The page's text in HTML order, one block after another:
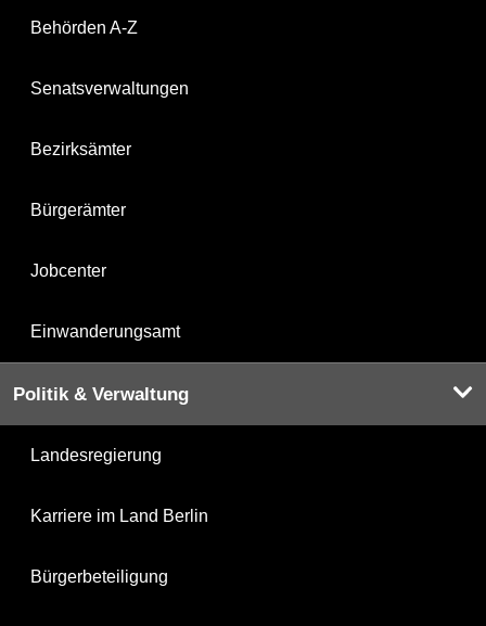
Behörden A-Z
Senatsverwaltungen
Bezirksämter
Bürgerämter
Jobcenter
Einwanderungsamt
Politik & Verwaltung
Landesregierung
Karriere im Land Berlin
Bürgerbeteiligung